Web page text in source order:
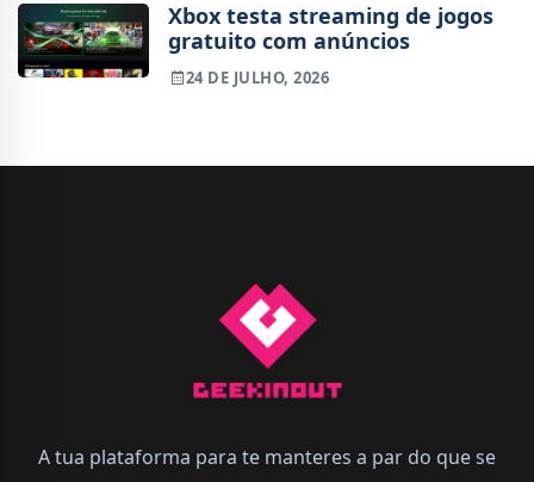
Xbox testa streaming de jogos
gratuito com anúncios
24 DE JULHO, 2026
A tua plataforma para te manteres a par do que se